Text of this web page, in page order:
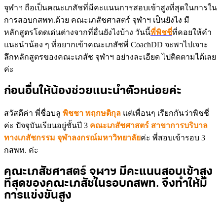
จุฬาฯ ถือเป็นคณะเภสัชที่มีคะแนนการสอบเข้าสูงที่สุดในการใน
การสอบกสพท.ด้วย คณะเภสัชศาสตร์ จุฬาฯ เป็นยังไง มี
หลักสูตรโดดเด่นต่างจากที่อื่นยังไงบ้าง วันนี้พี่พิชชี่ที่คอยให้คำ
แนะนำน้อง ๆ ที่อยากเข้าคณะเภสัชพี่ CoachDD จะพาไปเจาะ
ลึกหลักสูตรของคณะเภสัช จุฬาฯ อย่างละเอียด ไปติดตามได้เลย
ค่ะ
ก่อนอื่นให้น้องช่วยแนะนำตัวหน่อยค่ะ
สวัสดีค่า พี่ชื่อบลู พิชชา พฤกษติกุล แต่เพื่อนๆ เรียกกันว่าพิชชี่
ค่ะ ปัจจุบันเรียนอยู่ชั้นปี 3 คณะเภสัชศาสตร์ สาขาการบริบาล
ทางเภสัชกรรม จุฬาลงกรณ์มหาวิทยาลัยค่ะ พี่สอบเข้ารอบ 3
กสพท. ค่ะ
คณะเภสัชศาสตร์ จุฬาฯ มีคะแนนสอบเข้าสูง
ที่สุดของคณะเภสัชในรอบกสพท. จึงทำให้มี
การแข่งขันสูง